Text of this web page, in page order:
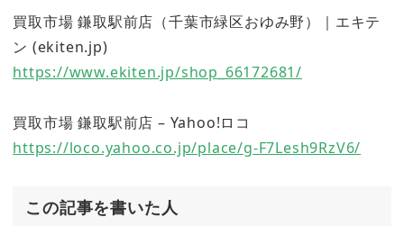
買取市場 鎌取駅前店（千葉市緑区おゆみ野）｜エキテ
ン (ekiten.jp)
https://www.ekiten.jp/shop_66172681/
買取市場 鎌取駅前店 – Yahoo!ロコ
https://loco.yahoo.co.jp/place/g-F7Lesh9RzV6/
この記事を書いた人